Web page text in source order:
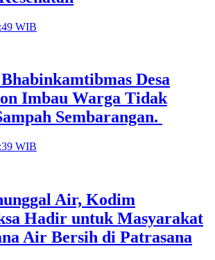
WIB
Desa
Imbau Warga Tidak
Sembarangan.
WIB
Air, Kodim
Hadir untuk Masyarakat
Air Bersih di Patrasana